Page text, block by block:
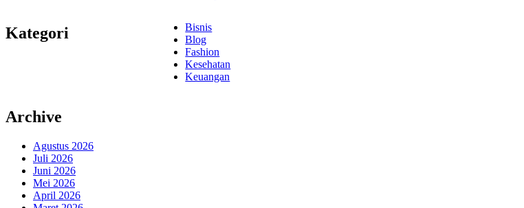
Kategori
Bisnis
Blog
Fashion
Kesehatan
Keuangan
Archive
Agustus 2026
Juli 2026
Juni 2026
Mei 2026
April 2026